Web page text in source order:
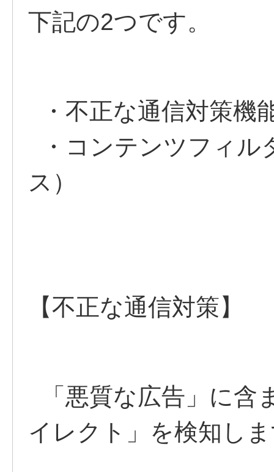
下記の2つです。
・不正な通信対策機
・コンテンツフィル
ス）
【不正な通信対策】
「悪質な広告」に含
イレクト」を検知し